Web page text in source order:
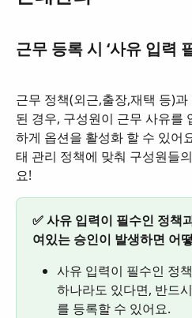
근무 등록 시 ‘사유 입력
근무 정책(외근,출장,재택 등)
된 경우, 구성원이 근무 사유를
하게 옵션을 활성화 할 수 있어
태 관리 정책에 맞춰 구성원들
요!
✅ 사유 입력이 필수인 정책
여있는 승인이 발생하면 어
사유 입력이 필수인 정
하나라도 있다면, 반드
를 등록할 수 있어요.